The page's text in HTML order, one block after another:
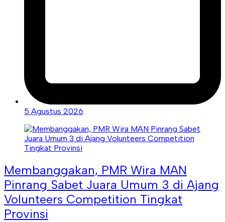
5 Agustus 2026
Membanggakan, PMR Wira MAN
Pinrang Sabet Juara Umum 3 di Ajang
Volunteers Competition Tingkat
Provinsi